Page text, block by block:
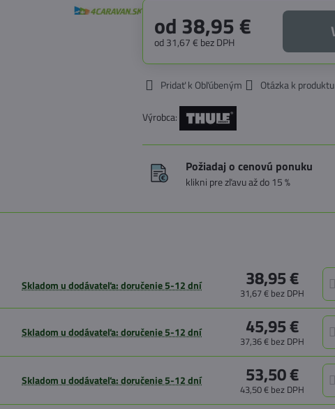
od 38,95 €
od 31,67 € bez DPH
Pridať k Obľúbeným Otázka k produktu
Výrobca:
Požiadaj o cenovú ponuku
klikni pre zľavu až do 15 %
Skladom u dodávateľa: doručenie 5-12 dní 38,95 €
31,67 € bez DPH
Skladom u dodávateľa: doručenie 5-12 dní 45,95 €
37,36 € bez DPH
Skladom u dodávateľa: doručenie 5-12 dní 53,50 €
43,50 € bez DPH